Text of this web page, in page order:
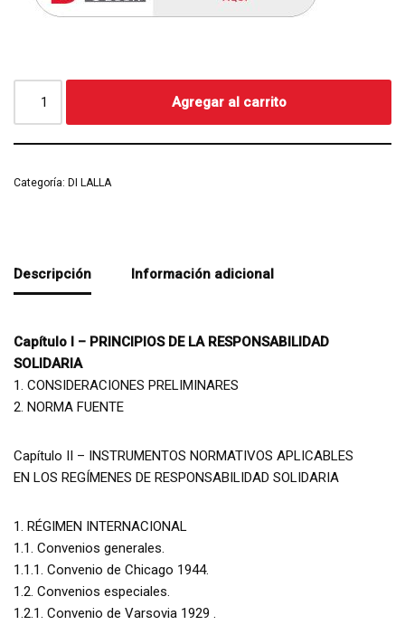
Agregar al carrito
Categoría: DI LALLA
Descripción Información adicional
Capítulo I – PRINCIPIOS DE LA RESPONSABILIDAD
SOLIDARIA
1. CONSIDERACIONES PRELIMINARES
2. NORMA FUENTE
Capítulo II – INSTRUMENTOS NORMATIVOS APLICABLES
EN LOS REGÍMENES DE RESPONSABILIDAD SOLIDARIA
1. RÉGIMEN INTERNACIONAL
1.1. Convenios generales.
1.1.1. Convenio de Chicago 1944.
1.2. Convenios especiales.
1.2.1. Convenio de Varsovia 1929 .